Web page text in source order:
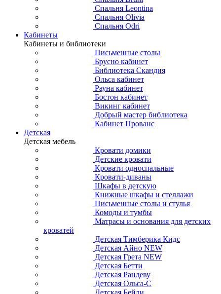
Спальня Leontina
Спальня Olivia
Спальня Odri
Кабинеты
Кабинеты и библиотеки
Письменные столы
Брусно кабинет
Библиотека Скандия
Ольса кабинет
Рауна кабинет
Бостон кабинет
Викинг кабинет
Добрый мастер библиотека
Кабинет Прованс
Детская
Детская мебель
Кровати домики
Детские кровати
Кровати односпальные
Кровати-диваны
Шкафы в детскую
Книжные шкафы и стеллажи
Письменные столы и стулья
Комоды и тумбы
Матрасы и основания для детских
кроватей
Детская Тимберика Кидс
Детская Айно NEW
Детская Грета NEW
Детская Бетти
Детская Рандеву
Детская Ольса-С
Детская Бейли